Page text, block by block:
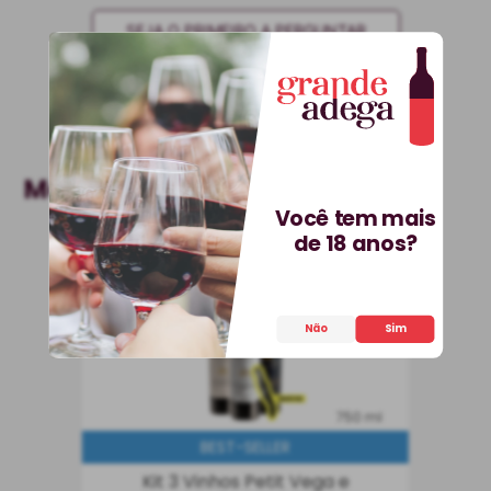
SEJA O PRIMEIRO A PERGUNTAR
Mais Vendidos
BEST-SELLER
Kit 3 Vinhos Petit Vega e
Saca-Rolhas Grátis + E-
Você tem mais
de 18 anos?
Não Sim